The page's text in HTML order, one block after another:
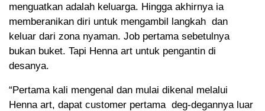
menguatkan adalah keluarga. Hingga akhirnya ia
memberanikan diri untuk mengambil langkah dan
keluar dari zona nyaman. Job pertama sebetulnya
bukan buket. Tapi Henna art untuk pengantin di
desanya.
“Pertama kali mengenal dan mulai dikenal melalui
Henna art, dapat customer pertama deg-degannya luar